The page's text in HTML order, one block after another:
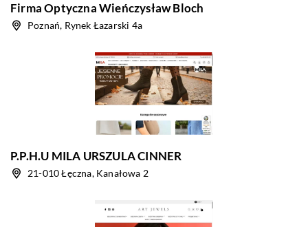
Firma Optyczna Wieńczysław Bloch
Poznań, Rynek Łazarski 4a
P.P.H.U MILA URSZULA CINNER
21-010 Łęczna, Kanałowa 2